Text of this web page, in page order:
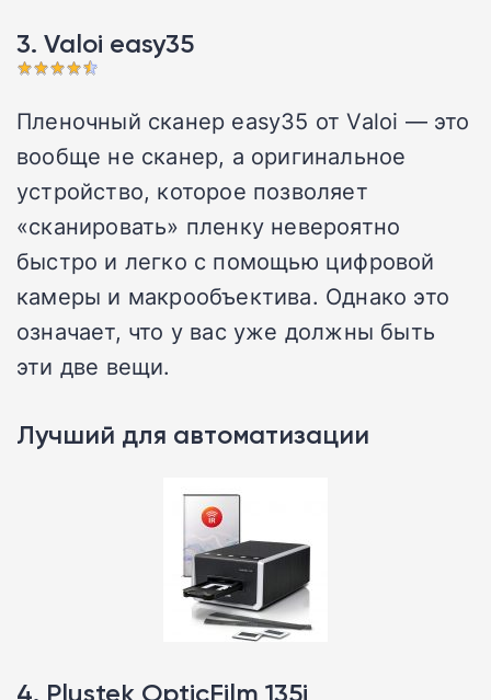
3. Valoi easy35
Пленочный сканер easy35 от Valoi — это
вообще не сканер, а оригинальное
устройство, которое позволяет
«сканировать» пленку невероятно
быстро и легко с помощью цифровой
камеры и макрообъектива. Однако это
означает, что у вас уже должны быть
эти две вещи.
Лучший для автоматизации
4. Plustek OpticFilm 135i